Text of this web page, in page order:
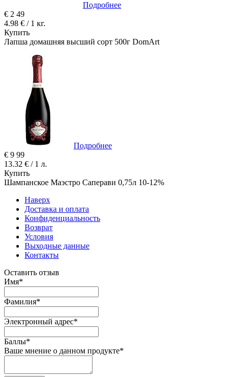
Подробнее
€ 2 49
4.98 € / 1 кг.
Купить
Лапша домашняя высший сорт 500г DomArt
Подробнее
€ 9 99
13.32 € / 1 л.
Купить
Шампанское Маэстро Саперави 0,75л 10-12%
Наверх
Доставка и оплата
Конфиденциальность
Возврат
Условия
Выходные данные
Контакты
Оставить отзыв
Имя*
Фамилия*
Электронный адрес*
Баллы*
Ваше мнение о данном продукте*